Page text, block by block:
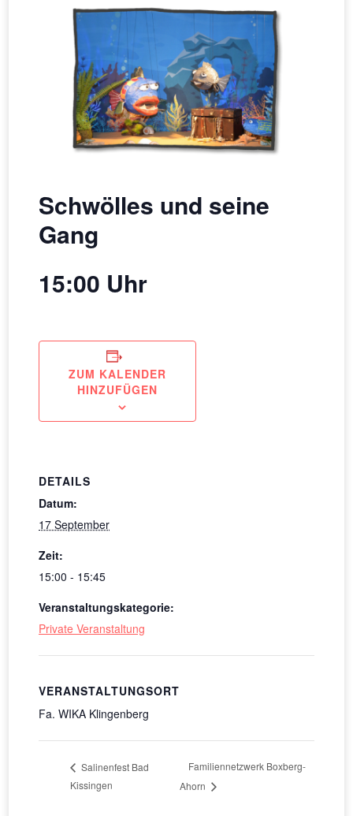
Schwölles und seine
Gang
15:00 Uhr
ZUM KALENDER
HINZUFÜGEN
DETAILS
Datum:
17 September
Zeit:
15:00 - 15:45
Veranstaltungskategorie:
Private Veranstaltung
VERANSTALTUNGSORT
Fa. WIKA Klingenberg
Salinenfest Bad
Kissingen
Familiennetzwerk Boxberg-
Ahorn